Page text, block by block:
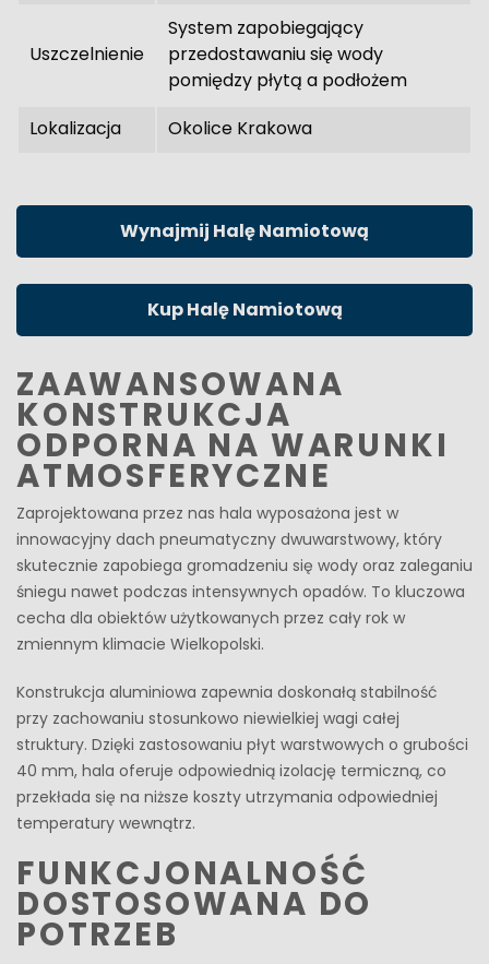
Uszczelnienie
System zapobiegający
przedostawaniu się wody
pomiędzy płytą a podłożem
Lokalizacja
Okolice Krakowa
Wynajmij Halę Namiotową
Kup Halę Namiotową
ZAAWANSOWANA
KONSTRUKCJA
ODPORNA NA WARUNKI
ATMOSFERYCZNE
Zaprojektowana przez nas hala wyposażona jest w
innowacyjny dach pneumatyczny dwuwarstwowy, który
skutecznie zapobiega gromadzeniu się wody oraz zaleganiu
śniegu nawet podczas intensywnych opadów. To kluczowa
cecha dla obiektów użytkowanych przez cały rok w
zmiennym klimacie Wielkopolski.
Konstrukcja aluminiowa zapewnia doskonałą stabilność
przy zachowaniu stosunkowo niewielkiej wagi całej
struktury. Dzięki zastosowaniu płyt warstwowych o grubości
40 mm, hala oferuje odpowiednią izolację termiczną, co
przekłada się na niższe koszty utrzymania odpowiedniej
temperatury wewnątrz.
FUNKCJONALNOŚĆ
DOSTOSOWANA DO
POTRZEB